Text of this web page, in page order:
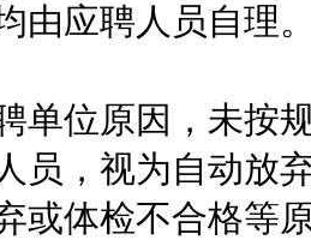
由应聘人员自理
位原因，未按规
员，视为自动放
或体检不合格等